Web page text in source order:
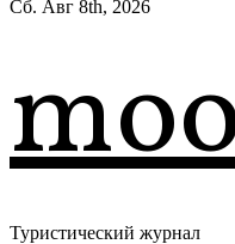
Сб. Авг 8th, 2026
Туристический журнал